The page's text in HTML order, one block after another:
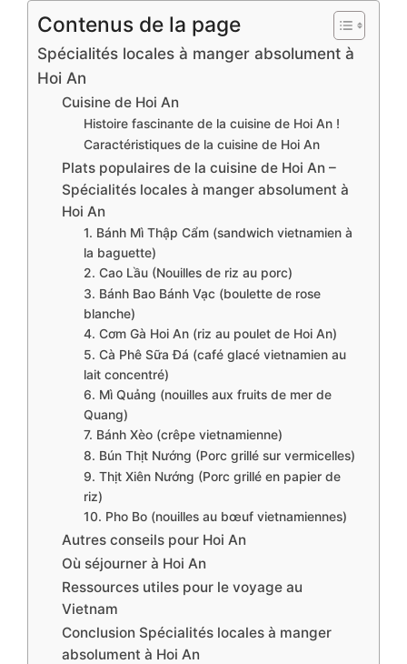
Contenus de la page
Spécialités locales à manger absolument à
Hoi An
Cuisine de Hoi An
Histoire fascinante de la cuisine de Hoi An !
Caractéristiques de la cuisine de Hoi An
Plats populaires de la cuisine de Hoi An –
Spécialités locales à manger absolument à
Hoi An
1. Bánh Mì Thập Cẩm (sandwich vietnamien à
la baguette)
2. Cao Lầu (Nouilles de riz au porc)
3. Bánh Bao Bánh Vạc (boulette de rose
blanche)
4. Cơm Gà Hoi An (riz au poulet de Hoi An)
5. Cà Phê Sữa Đá (café glacé vietnamien au
lait concentré)
6. Mì Quảng (nouilles aux fruits de mer de
Quang)
7. Bánh Xèo (crêpe vietnamienne)
8. Bún Thịt Nướng (Porc grillé sur vermicelles)
9. Thịt Xiên Nướng (Porc grillé en papier de
riz)
10. Pho Bo (nouilles au bœuf vietnamiennes)
Autres conseils pour Hoi An
Où séjourner à Hoi An
Ressources utiles pour le voyage au
Vietnam
Conclusion Spécialités locales à manger
absolument à Hoi An